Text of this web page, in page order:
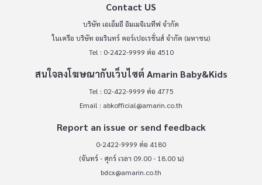
Contact US
บริษัท เอเอ็มอี อิมเมจิเนทีฟ จำกัด
ในเครือ บริษัท อมรินทร์ คอร์เปอเรชั่นส์ จำกัด (มหาชน)
Tel : 0-2422-9999 ต่อ 4510
สนใจลงโฆษณากับเว็บไซต์ Amarin Baby&Kids
Tel : 02-422-9999 ต่อ 4775
Email : abkofficial@amarin.co.th
Report an issue or send feedback
0-2422-9999 ต่อ 4180
(จันทร์ - ศุกร์ เวลา 09.00 - 18.00 น)
bdcx@amarin.co.th